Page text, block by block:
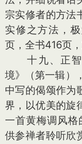
宗实修者的方法
实修之方法，
页，全书416页
十九、正智
境》（第一辑）
中写的偈颂作为
界，以优美的旋
一首黄梅调风
供参禅者聆听欣